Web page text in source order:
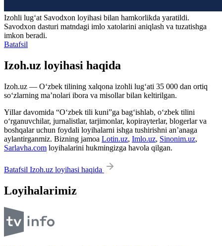
Izohli lugʻat Savodxon loyihasi bilan hamkorlikda yaratildi.
Savodxon dasturi matndagi imlo xatolarini aniqlash va tuzatishga
imkon beradi.
Batafsil
Izoh.uz loyihasi haqida
Izoh.uz — O‘zbek tilining xalqona izohli lug‘ati 35 000 dan ortiq
so‘zlarning ma’nolari ibora va misollar bilan keltirilgan.
Yillar davomida “O‘zbek tili kuni”ga bag‘ishlab, o‘zbek tilini
o‘rganuvchilar, jurnalistlar, tarjimonlar, kopirayterlar, blogerlar va
boshqalar uchun foydali loyihalarni ishga tushirishni an’anaga
aylantirganmiz. Bizning jamoa Lotin.uz, Imlo.uz, Sinonim.uz,
Sarlavha.com loyihalarini hukmingizga havola qilgan.
Batafsil Izoh.uz loyihasi haqida
Loyihalarimiz